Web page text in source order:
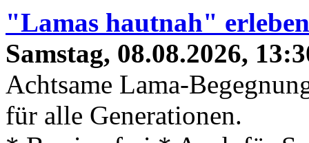
"Lamas hautnah" erleben
Samstag, 08.08.2026,
Achtsame Lama-
für alle Generationen.